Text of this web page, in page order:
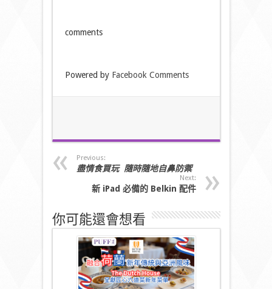
comments
Powered by Facebook Comments
Previous:
盡情食買玩 隨時隨地自鼻防禦
Next:
新iPad 必備的 Belkin 配件
你可能還會想看